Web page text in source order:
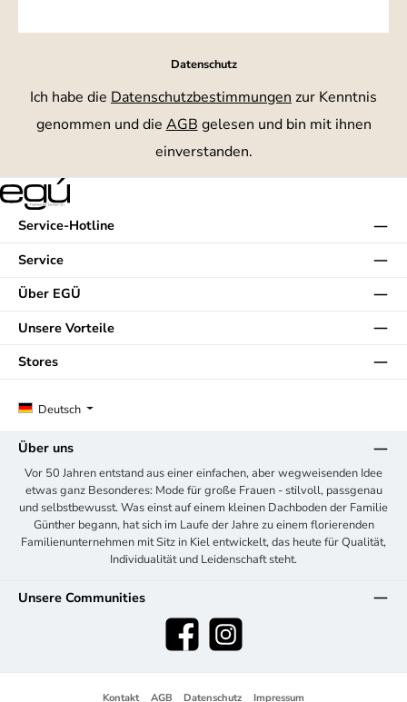
Datenschutz
Ich habe die Datenschutzbestimmungen zur Kenntnis
genommen und die AGB gelesen und bin mit ihnen
einverstanden.
Service-Hotline
Service
Über EGÜ
Unsere Vorteile
Deutsch
Stores
Über uns
Vor 50 Jahren entstand aus einer einfachen, aber wegweisenden Idee
etwas ganz Besonderes: Mode für große Frauen - stilvoll, passgenau
und selbstbewusst. Was einst auf einem kleinen Dachboden der Familie
Günther begann, hat sich im Laufe der Jahre zu einem florierenden
Familienunternehmen mit Sitz in Kiel entwickelt, das heute für Qualität,
Individualität und Leidenschaft steht.
Unsere Communities
Facebook Instagram
Kontakt AGB Datenschutz Impressum